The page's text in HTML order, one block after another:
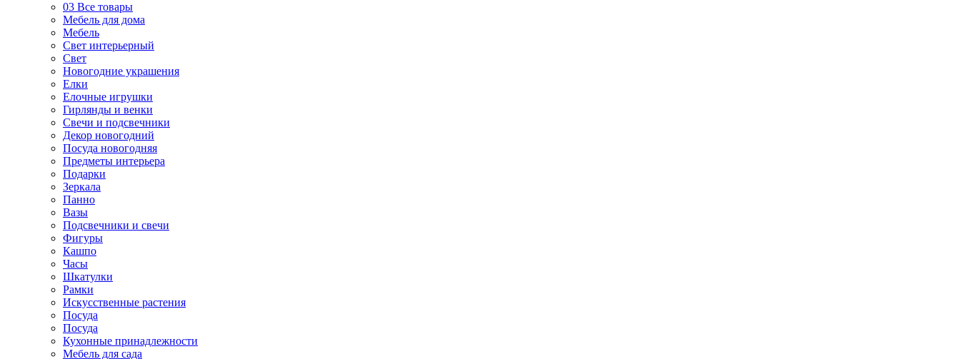
03 Все товары
Мебель для дома
Мебель
Свет интерьерный
Свет
Новогодние украшения
Елки
Елочные игрушки
Гирлянды и венки
Свечи и подсвечники
Декор новогодний
Посуда новогодняя
Предметы интерьера
Подарки
Зеркала
Панно
Вазы
Подсвечники и свечи
Фигуры
Кашпо
Часы
Шкатулки
Рамки
Искусственные растения
Посуда
Посуда
Кухонные принадлежности
Мебель для сада